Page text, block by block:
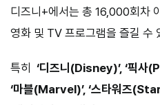
디즈니+에서는 총 16,000회차
영화 및 TV 프로그램을 즐길 수
특히 ‘디즈니 (Disney)’, ‘픽사
‘마블(Marvel)’, ‘스타워즈